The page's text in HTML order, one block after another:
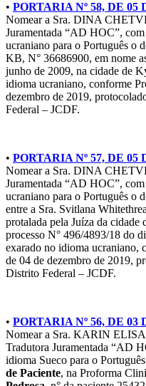
• PORTARIA Nº 58, DE 05
Nomear a Sra. DINA
Juramentada “AD HOC”,
ucraniano para o Português o
KB, N° 36686900, em nome
junho de 2009, na cidade de
idioma ucraniano, conforme
dezembro de 2019,
Federal – JCDF.
• PORTARIA Nº 57, DE 05
Nomear a Sra. DINA
Juramentada “AD HOC”,
ucraniano para o Português o
entre a Sra. Svitlana
protalada pela Juíza da
processo N° 496/4893/18 do
exarado no idioma ucraniano,
de 04 de dezembro de 2019,
Distrito Federal – JCDF.
• PORTARIA Nº 56, DE 03
Nomear a Sra. KARIN
Tradutora Juramentada “AD
idioma Sueco para o
de Paciente, na Proforma